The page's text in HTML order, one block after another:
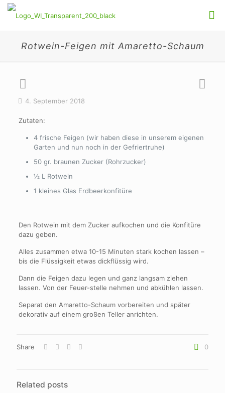
Rotwein-Feigen mit Amaretto-Schaum
4. September 2018
Zutaten:
4 frische Feigen (wir haben diese in unserem eigenen
Garten und nun noch in der Gefriertruhe)
50 gr. braunen Zucker (Rohrzucker)
½ L Rotwein
1 kleines Glas Erdbeerkonfitüre
Den Rotwein mit dem Zucker aufkochen und die Konfitüre
dazu geben.
Alles zusammen etwa 10-15 Minuten stark kochen lassen –
bis die Flüssigkeit etwas dickflüssig wird.
Dann die Feigen dazu legen und ganz langsam ziehen
lassen. Von der Feuer-stelle nehmen und abkühlen lassen.
Separat den Amaretto-Schaum vorbereiten und später
dekorativ auf einem großen Teller anrichten.
Share 0
Related posts